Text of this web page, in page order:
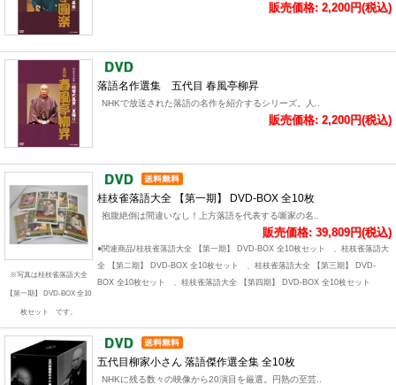
販売価格: 2,200円(税込)
落語名作選集 五代目 春風亭柳昇
NHKで放送された落語の名作を紹介するシリーズ。人..
販売価格: 2,200円(税込)
※写真は桂枝雀落語大全
【第一期】 DVD-BOX 全10
枚セット です。
桂枝雀落語大全 【第一期】 DVD-BOX 全10枚
抱腹絶倒は間違いなし！上方落語を代表する噺家の名..
販売価格: 39,809円(税込)
●関連商品/桂枝雀落語大全 【第一期】 DVD-BOX 全10枚セット 、桂枝雀落語大
全 【第二期】 DVD-BOX 全10枚セット 、桂枝雀落語大全 【第三期】 DVD-
BOX 全10枚セット 、桂枝雀落語大全 【第四期】 DVD-BOX 全10枚セット
五代目柳家小さん 落語傑作選全集 全10枚
NHKに残る数々の映像から20演目を厳選。円熟の至芸..